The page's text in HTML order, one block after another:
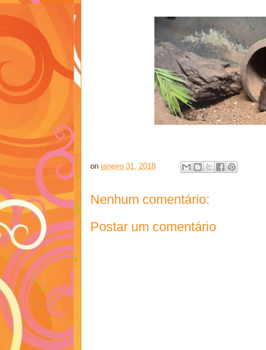
on janeiro 31, 2018
Nenhum comentário:
Postar um comentário